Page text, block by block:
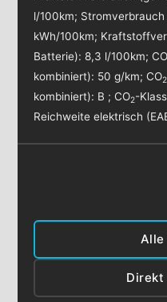
l/100km;
kWh/100km;
Batterie):8,3 l/100km;CO
kombiniert): 50 g/km;CO2
kombiniert): B ;CO2-
Reichweite elektrisch
Alle
Direkt